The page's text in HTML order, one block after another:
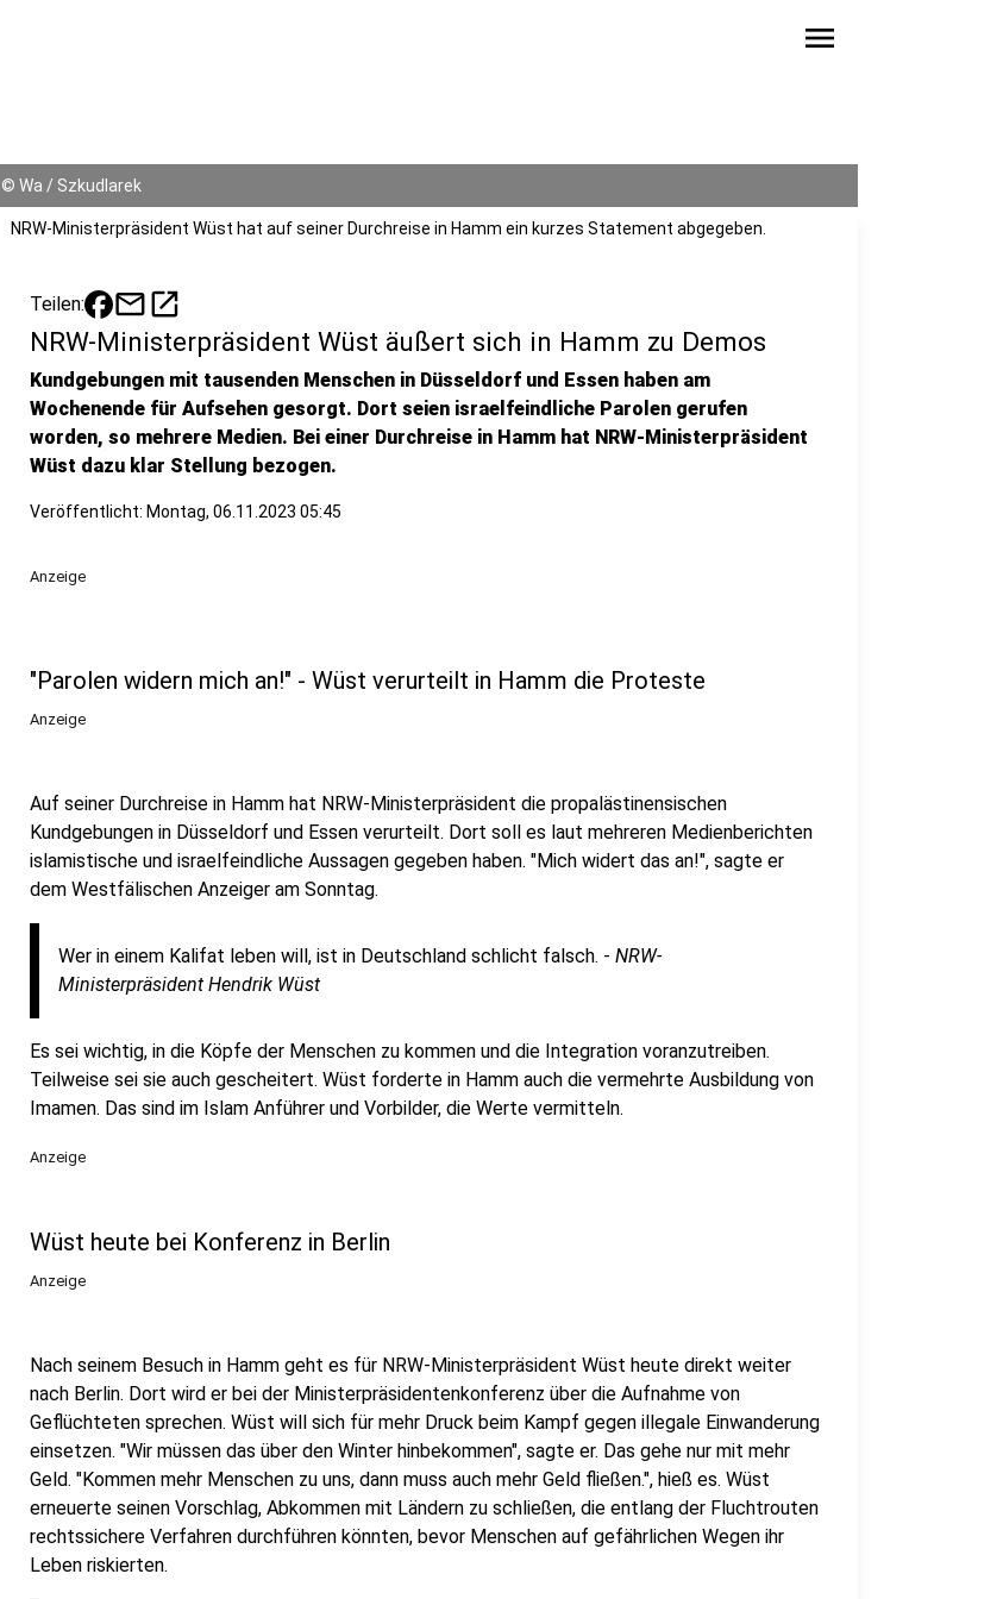
menu
© Wa / Szkudlarek
NRW-Ministerpräsident Wüst hat auf seiner Durchreise in Hamm ein kurzes Statement abgegeben.
Teilen: mailopen_in_new
NRW-Ministerpräsident Wüst äußert sich in Hamm zu Demos
Kundgebungen mit tausenden Menschen in Düsseldorf und Essen haben am
Wochenende für Aufsehen gesorgt. Dort seien israelfeindliche Parolen gerufen
worden, so mehrere Medien. Bei einer Durchreise in Hamm hat NRW-Ministerpräsident
Wüst dazu klar Stellung bezogen.
Veröffentlicht: Montag, 06.11.2023 05:45
Anzeige
"Parolen widern mich an!" - Wüst verurteilt in Hamm die Proteste
Anzeige
Auf seiner Durchreise in Hamm hat NRW-Ministerpräsident die propalästinensischen
Kundgebungen in Düsseldorf und Essen verurteilt. Dort soll es laut mehreren Medienberichten
islamistische und israelfeindliche Aussagen gegeben haben. "Mich widert das an!", sagte er
dem Westfälischen Anzeiger am Sonntag.
Wer in einem Kalifat leben will, ist in Deutschland schlicht falsch. - NRW-
Ministerpräsident Hendrik Wüst
Es sei wichtig, in die Köpfe der Menschen zu kommen und die Integration voranzutreiben.
Teilweise sei sie auch gescheitert. Wüst forderte in Hamm auch die vermehrte Ausbildung von
Imamen. Das sind im Islam Anführer und Vorbilder, die Werte vermitteln.
Anzeige
Wüst heute bei Konferenz in Berlin
Anzeige
Nach seinem Besuch in Hamm geht es für NRW-Ministerpräsident Wüst heute direkt weiter
nach Berlin. Dort wird er bei der Ministerpräsidentenkonferenz über die Aufnahme von
Geflüchteten sprechen. Wüst will sich für mehr Druck beim Kampf gegen illegale Einwanderung
einsetzen. "Wir müssen das über den Winter hinbekommen", sagte er. Das gehe nur mit mehr
Geld. "Kommen mehr Menschen zu uns, dann muss auch mehr Geld fließen.", hieß es. Wüst
erneuerte seinen Vorschlag, Abkommen mit Ländern zu schließen, die entlang der Fluchtrouten
rechtssichere Verfahren durchführen könnten, bevor Menschen auf gefährlichen Wegen ihr
Leben riskierten.